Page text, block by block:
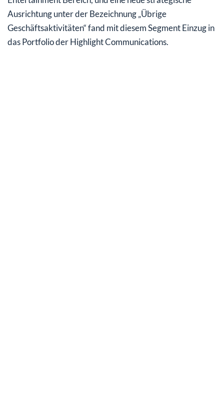
Ausrichtung unter der Bezeichnung „Übrige
Geschäftsaktivitäten“ fand mit diesem Segment Einzug in
das Portfolio der Highlight Communications.